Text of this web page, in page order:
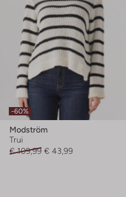
-60%
Modström
Trui
€ 109,99 € 43,99